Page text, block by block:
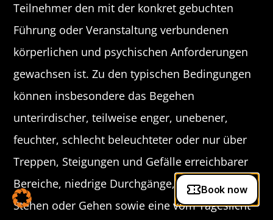
Teilnehmer den mit der konkret gebuchten
Führung oder Veranstaltung verbundenen
körperlichen und psychischen Anforderungen
gewachsen ist. Zu den typischen Bedingungen
können insbesondere das Begehen
unterirdischer, teilweise enger, unebener,
feuchter, schlecht beleuchteter oder nur über
Treppen, Steigungen und Gefälle erreichbarer
Bereiche, niedrige Durchgänge, längeres
Stehen oder Gehen sowie eine vom Tageslicht